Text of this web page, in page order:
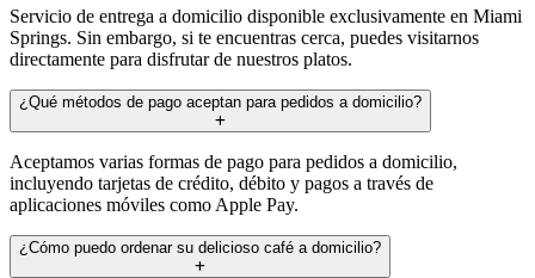
Servicio de entrega a domicilio disponible exclusivamente en Miami
Springs. Sin embargo, si te encuentras cerca, puedes visitarnos
directamente para disfrutar de nuestros platos.
¿Qué métodos de pago aceptan para pedidos a domicilio?
Aceptamos varias formas de pago para pedidos a domicilio,
incluyendo tarjetas de crédito, débito y pagos a través de
aplicaciones móviles como Apple Pay.
¿Cómo puedo ordenar su delicioso café a domicilio?